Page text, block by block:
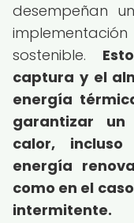
desempeñan
sostenible.
captura y el
energía
garantizar un
calor,
energía
como en el
intermitente.